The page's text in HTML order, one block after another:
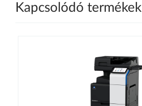
Kapcsolódó termékek